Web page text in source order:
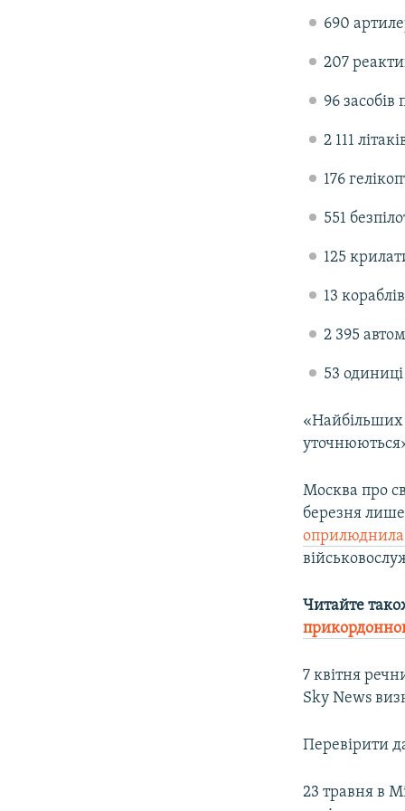
690
207
96
2 111
176
551
125
13
2 395
53
«Найбільших
Москва про
березня лише
оприлюднила
Читайте
7 квітня
Sky News
Перевірити
23 травня в